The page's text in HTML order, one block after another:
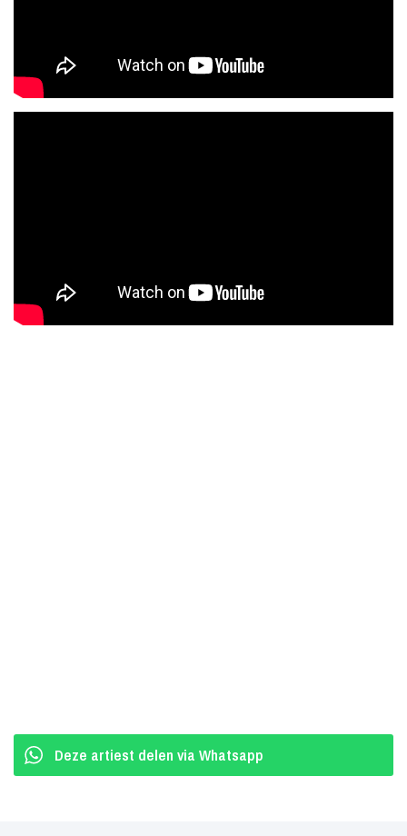
KNALLEN……………………………….
EVEN EEN HALF UURTJE ECHT
Deze artiest delen via Whatsapp